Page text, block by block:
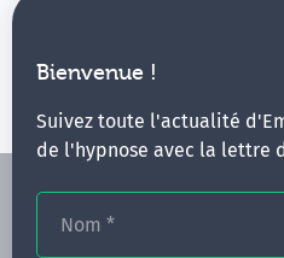
Bienvenue !
Suivez toute l'actualité
de l'hypnose avec la lettre
Nom *
Vous pouvez renouveler